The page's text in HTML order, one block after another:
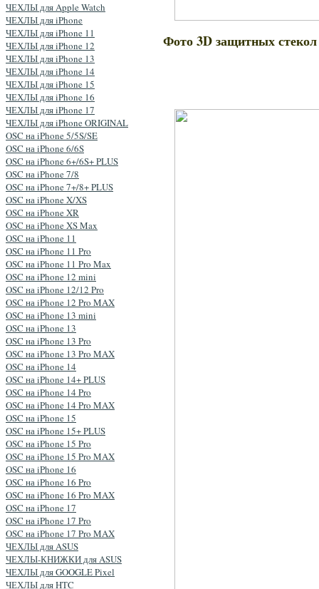
ЧЕХЛЫ для Apple Watch
ЧЕХЛЫ для iPhone
ЧЕХЛЫ для iPhone 11
ЧЕХЛЫ для iPhone 12
ЧЕХЛЫ для iPhone 13
ЧЕХЛЫ для iPhone 14
ЧЕХЛЫ для iPhone 15
ЧЕХЛЫ для iPhone 16
ЧЕХЛЫ для iPhone 17
ЧЕХЛЫ для iPhone ORIGINAL
OSC на iPhone 5/5S/SE
OSC на iPhone 6/6S
OSC на iPhone 6+/6S+ PLUS
OSC на iPhone 7/8
OSC на iPhone 7+/8+ PLUS
OSC на iPhone X/XS
OSC на iPhone XR
OSC на iPhone XS Max
OSC на iPhone 11
OSC на iPhone 11 Pro
OSC на iPhone 11 Pro Max
OSC на iPhone 12 mini
OSC на iPhone 12/12 Pro
OSC на iPhone 12 Pro MAX
OSC на iPhone 13 mini
OSC на iPhone 13
OSC на iPhone 13 Pro
OSC на iPhone 13 Pro MAX
OSC на iPhone 14
OSC на iPhone 14+ PLUS
OSC на iPhone 14 Pro
OSC на iPhone 14 Pro MAX
OSC на iPhone 15
OSC на iPhone 15+ PLUS
OSC на iPhone 15 Pro
OSC на iPhone 15 Pro MAX
OSC на iPhone 16
OSC на iPhone 16 Pro
OSC на iPhone 16 Pro MAX
OSC на iPhone 17
OSC на iPhone 17 Pro
OSC на iPhone 17 Pro MAX
ЧЕХЛЫ для ASUS
ЧЕХЛЫ-КНИЖКИ для ASUS
ЧЕХЛЫ для GOOGLE Pixel
ЧЕХЛЫ для HTC
Фото 3D защитных